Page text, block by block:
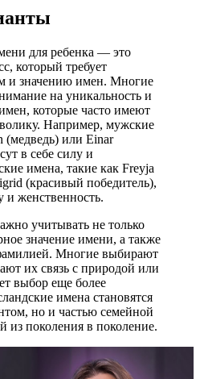
для ребенка — это
который требует
и значению имен. Многие
на уникальность и
которые часто имеют
Например, мужские
(медведь) или Einar
в себе силу и
имена, такие как Freyja
(красивый победитель),
и женственность.
учитывать не только
значение имени, а также
Многие выбирают
их связь с природой или
выбор еще более
имена становятся
но и частью семейной
из поколения в поколение.